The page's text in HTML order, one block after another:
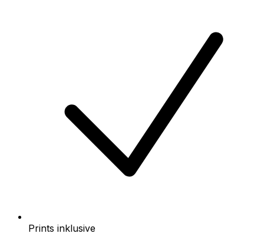
Prints inklusive